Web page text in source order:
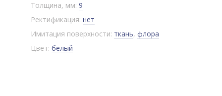
Толщина, мм: 9
Ректификация: нет
Имитация поверхности: ткань, флора
Цвет: белый